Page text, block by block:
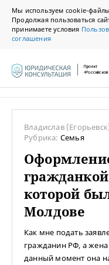
Мы используем cookie-
Продолжая пользоваться
принимаете условия
соглашения
Проект
Владислав
Рубрика: Семья
которой
Молдове
Как мне подать
гражданин РФ, а
данный момент она